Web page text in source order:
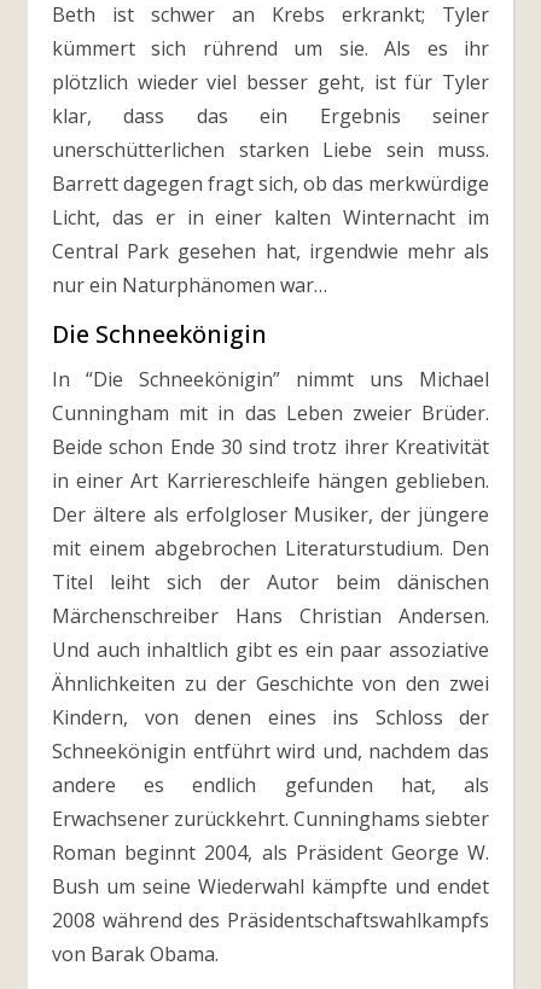
Beth ist schwer an Krebs erkrankt; Tyler
kümmert sich rührend um sie. Als es ihr
plötzlich wieder viel besser geht, ist für Tyler
klar, dass das ein Ergebnis seiner
unerschütterlichen starken Liebe sein muss.
Barrett dagegen fragt sich, ob das merkwürdige
Licht, das er in einer kalten Winternacht im
Central Park gesehen hat, irgendwie mehr als
nur ein Naturphänomen war…
Die Schneekönigin
In “Die Schneekönigin” nimmt uns Michael
Cunningham mit in das Leben zweier Brüder.
Beide schon Ende 30 sind trotz ihrer Kreativität
in einer Art Karriereschleife hängen geblieben.
Der ältere als erfolgloser Musiker, der jüngere
mit einem abgebrochen Literaturstudium. Den
Titel leiht sich der Autor beim dänischen
Märchenschreiber Hans Christian Andersen.
Und auch inhaltlich gibt es ein paar assoziative
Ähnlichkeiten zu der Geschichte von den zwei
Kindern, von denen eines ins Schloss der
Schneekönigin entführt wird und, nachdem das
andere es endlich gefunden hat, als
Erwachsener zurückkehrt. Cunninghams siebter
Roman beginnt 2004, als Präsident George W.
Bush um seine Wiederwahl kämpfte und endet
2008 während des Präsidentschaftswahlkampfs
von Barak Obama.